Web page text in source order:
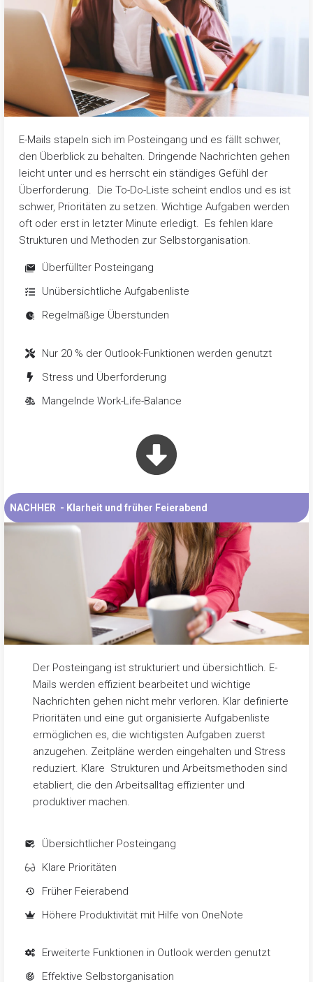
E-Mails stapeln sich im Posteingang und es fällt schwer,
den Überblick zu behalten. Dringende Nachrichten gehen
leicht unter und es herrscht ein ständiges Gefühl der
Überforderung. Die To-Do-Liste scheint endlos und es ist
schwer, Prioritäten zu setzen. Wichtige Aufgaben werden
oft oder erst in letzter Minute erledigt. Es fehlen klare
Strukturen und Methoden zur Selbstorganisation.
Überfüllter Posteingang
Unübersichtliche Aufgabenliste
Regelmäßige Überstunden
Nur 20 % der Outlook-Funktionen werden genutzt
Stress und Überforderung
Mangelnde Work-Life-Balance
NACHHER - Klarheit und früher Feierabend
Der Posteingang ist strukturiert und übersichtlich. E-
Mails werden effizient bearbeitet und wichtige
Nachrichten gehen nicht mehr verloren. Klar definierte
Prioritäten und eine gut organisierte Aufgabenliste
ermöglichen es, die wichtigsten Aufgaben zuerst
anzugehen. Zeitpläne werden eingehalten und Stress
reduziert. Klare Strukturen und Arbeitsmethoden sind
etabliert, die den Arbeitsalltag effizienter und
produktiver machen.
Übersichtlicher Posteingang
Klare Prioritäten
Früher Feierabend
Höhere Produktivität mit Hilfe von OneNote
Erweiterte Funktionen in Outlook werden genutzt
Effektive Selbstorganisation